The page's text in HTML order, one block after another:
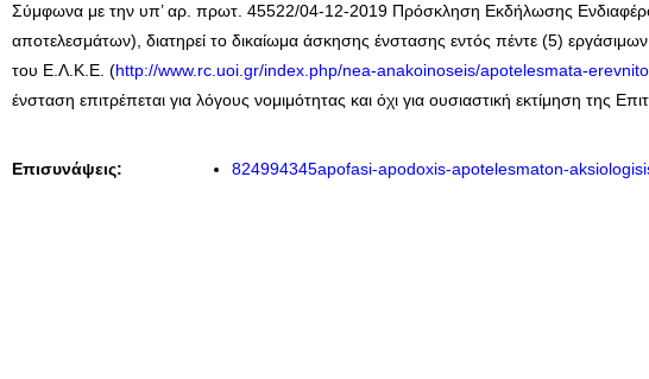
Σύμφωνα με την υπ’ αρ. πρωτ. 45522/04-12-2019 Πρόσκληση Εκδήλωσης
αποτελεσμάτων), διατηρεί το δικαίωμα άσκησης ένστασης εντός πέντε (5)
του Ε.Λ.Κ.Ε. (http://www.rc.uoi.gr/index.php/nea-anakoinoseis/apotelesmata-
ένσταση επιτρέπεται για λόγους νομιμότητας και όχι για ουσιαστική εκτίμηση της
Επισυνάψεις: 824994345apofasi-apodoxis-apotelesmaton-